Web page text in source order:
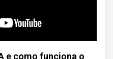
e como funciona o